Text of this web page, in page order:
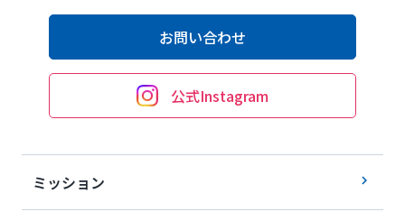
お問い合わせ
公式Instagram
ミッション